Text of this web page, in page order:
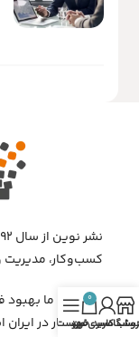
کسب‌وکار، مدیریت
ماموریت ما
کسب‌وکار در ایران
کاربری من
0
سبد خرید
فهرست